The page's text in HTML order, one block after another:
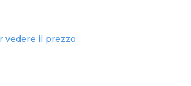
vedere il prezzo